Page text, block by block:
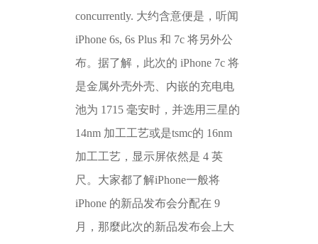
concurrently. 大约含意便是，听闻
iPhone 6s, 6s Plus 和 7c 将另外公
布。据了解，此次的 iPhone 7c 将
是金属外壳外壳、内嵌的充电电
池为 1715 毫安时，并选用三星的
14nm 加工工艺或是tsmc的 16nm
加工工艺，显示屏依然是 4 英
尺。大家都了解iPhone一般将
iPhone 的新品发布会分配在 9
月，那麼此次的新品发布会上大